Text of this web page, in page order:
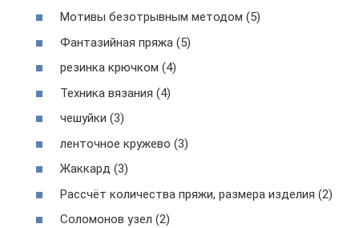
Мотивы безотрывным методом (5)
Фантазийная пряжа (5)
резинка крючком (4)
Техника вязания (4)
чешуйки (3)
ленточное кружево (3)
Жаккард (3)
Рассчёт количества пряжи, размера изделия (2)
Соломонов узел (2)